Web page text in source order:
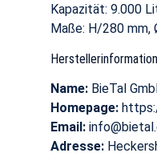
Kapazität: 9.000
Maße: H/280
Name: BieTal
Homepage:
Email:
Adresse: